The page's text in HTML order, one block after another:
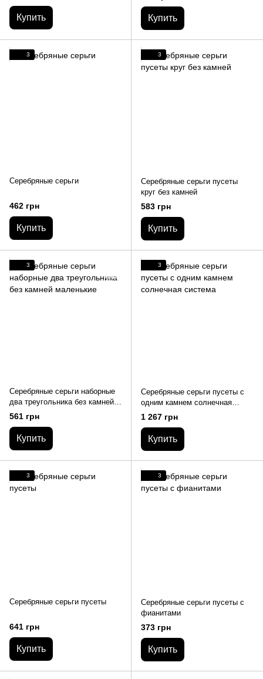
Купить Купить
3
Серебряные серьги
462 грн
Купить
3
Серебряные серьги пусеты
круг без камней
583 грн
Купить
3
Серебряные серьги наборные
два треугольника без камней
маленькие
561 грн
Купить
3
Серебряные серьги пусеты с
одним камнем солнечная
система
1 267 грн
Купить
3
Серебряные серьги пусеты
641 грн
Купить
3
Серебряные серьги пусеты с
фианитами
373 грн
Купить